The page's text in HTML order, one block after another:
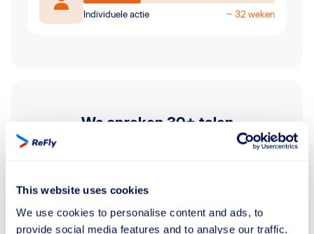
This website uses cookies
We use cookies to personalise content and ads, to
provide social media features and to analyse our traffic.
Individuele actie ~ 32 weken
We spreken 30+ talen
Krijg 24/7 hulp wereldwijd in jouw taal met onze